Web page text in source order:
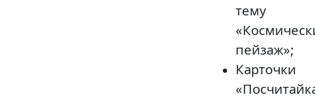
тему
пейзаж»;
Карточки